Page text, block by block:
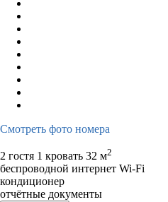
Смотреть фото номера
2 гостя 1 кровать 32 м2
беспроводной интернет Wi-Fi
кондиционер
отчётные документы